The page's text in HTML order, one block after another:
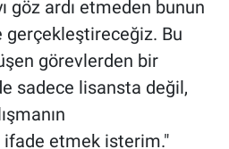
göz ardı etmeden bunun
Bu
görevlerden bir
sadece lisansta değil,
etmek isterim."